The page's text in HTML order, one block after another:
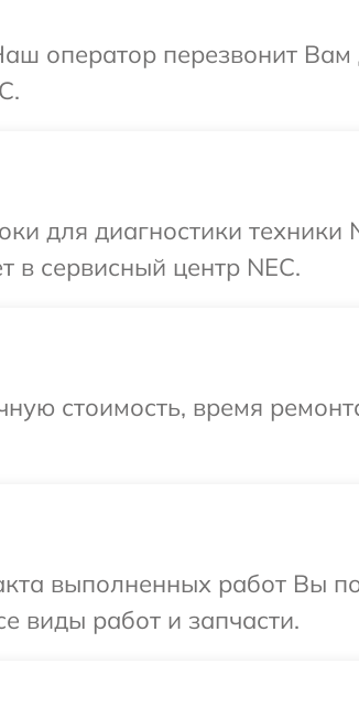
оператор перезвонит
для диагностики техники
в сервисный центр NEC.
стоимость, время
выполненных работ Вы
виды работ и запчасти.